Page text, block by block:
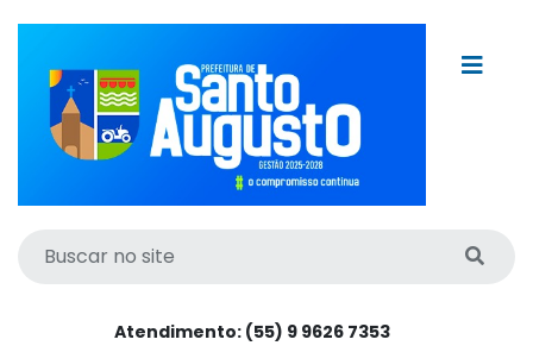
Atendimento: (55) 9 9626 7353